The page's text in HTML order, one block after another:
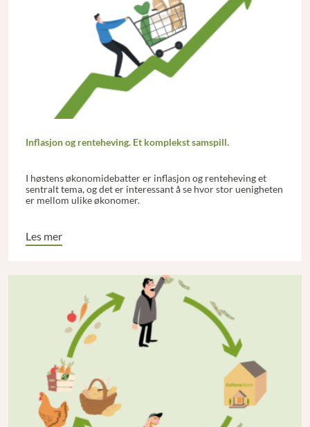
Inflasjon og renteheving. Et komplekst samspill.
I høstens økonomidebatter er inflasjon og renteheving et
sentralt tema, og det er interessant å se hvor stor uenigheten
er mellom ulike økonomer.
Les mer